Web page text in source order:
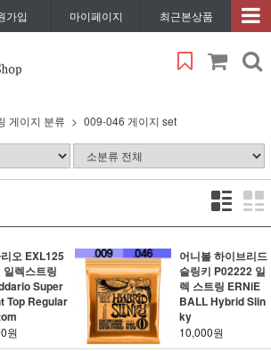
가입 마이페이지 최근본상품
게이지 분류 009-046 게이지 set
오 EXL125
일렉스트링
Super
Top Regular
원
어니볼 하이브리드
슬링키 P02222 일
렉 스트링 ERNiE
BALL Hybrid Slin
ky
10,000원